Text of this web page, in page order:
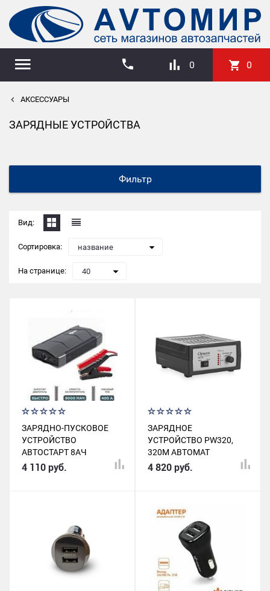
0 0
АКСЕССУАРЫ
ЗАРЯДНЫЕ УСТРОЙСТВА
Фильтр
Вид:
Сортировка: название
На странице: 40
ЗАРЯДНО-ПУСКОВОЕ
УСТРОЙСТВО
АВТОСТАРТ 8АЧ
(ПУСК.ТОК 400А)
4 110 руб.
ЗАРЯДНОЕ
УСТРОЙСТВО PW320,
320M АВТОМАТ
ПРЕДПУСКОВОЕ
4 820 руб.